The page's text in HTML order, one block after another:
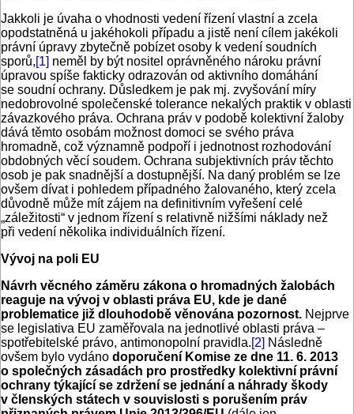
Jakkoli je úvaha o vhodnosti vedení řízení vlastní a zcela
opodstatněná u jakéhokoli případu a jistě není cílem jakékoli
právní úpravy zbytečně pobízet osoby k vedení soudních
sporů,[1] neměl by být nositel oprávněného nároku právní
úpravou spíše fakticky odrazován od aktivního domáhání
se soudní ochrany. Důsledkem je pak mj. zvyšování míry
nedobrovolné společenské tolerance nekalých praktik v oblasti
závazkového práva. Ochrana práv v podobě kolektivní žaloby
dává těmto osobám možnost domoci se svého práva
hromadně, což významně podpoří i jednotnost rozhodování
obdobných věcí soudem. Ochrana subjektivních práv těchto
osob je pak snadnější a dostupnější. Na daný problém se lze
ovšem dívat i pohledem případného žalovaného, který zcela
důvodně může mít zájem na definitivním vyřešení celé
„záležitosti“ v jednom řízení s relativně nižšími náklady než
při vedení několika individuálních řízení.
Vývoj na poli EU
Návrh věcného záměru zákona o hromadných žalobách
reaguje na vývoj v oblasti práva EU, kde je dané
problematice již dlouhodobě věnována pozornost. Nejprve
se legislativa EU zaměřovala na jednotlivé oblasti práva –
spotřebitelské právo, antimonopolní pravidla.[2] Následně
ovšem bylo vydáno doporučení Komise ze dne 11. 6. 2013
o společných zásadách pro prostředky kolektivní právní
ochrany týkající se zdržení se jednání a náhrady škody
v členských státech v souvislosti s porušením práv